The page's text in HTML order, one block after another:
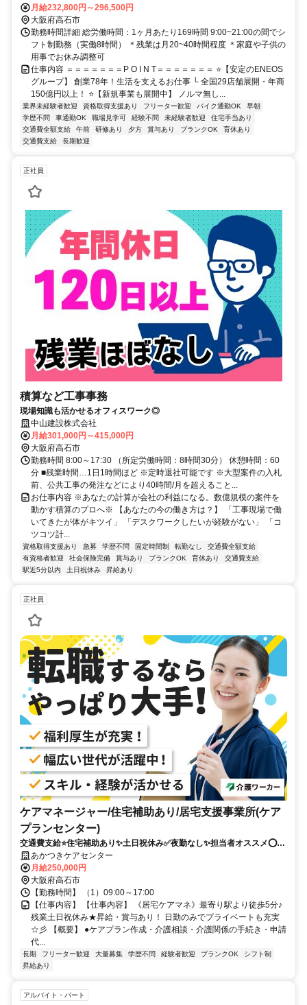
月給232,800円～296,500円
大阪府高石市
勤務時間詳細 総労働時間：1ヶ月あたり169時間 9:00~21:00の間でシ
フト制勤務（実働8時間） ＊残業は月20~40時間程度 ＊家庭や子供の
用事でお休み調整可
仕事内容 ＝＝＝＝＝＝＝P O I N T＝＝＝＝＝＝＝ ⭐【安定のENEOS
グループ】 創業78年！生活を支えるお仕事 └ 全国29店舗展開・年商
150億円以上！ ⭐【新規事業も展開中】 ノルマ無し...
業界未経験者歓迎 資格取得支援あり フリーター歓迎 バイク通勤OK
早朝
学歴不問
車通勤OK 職場見学可 経験不問 未経験者歓迎
住宅手当あり
交通費全額支給
午前 研修あり 夕方 賞与あり ブランクOK
育休あり
交通費支給
長期歓迎
正社員
積算など工事事務
現場知識も活かせるオフィスワーク◎
中山建設株式会社
月給301,000円～415,000円
大阪府高石市
勤務時間 8:00～17:30 （所定労働時間：8時間30分） 休憩時間：60
分 ■残業時間…1日1時間ほど ※定時退社可能です ※大型案件の入札
前、公共工事の発注などにより40時間/月を超えること...
お仕事内容 ※あなたの計算が会社の利益になる。数億規模の案件を
動かす積算のプロへ※ 【あなたの今の働き方は？】 「工事現場で働
いてきたが体がキツイ」 「デスクワークしたいが経験がない」 「コ
ツコツ計...
資格取得支援あり 急募 学歴不問 固定時間制 転勤なし
交通費全額支給
有資格者歓迎
社会保険完備 賞与あり ブランクOK 育休あり
交通費支給
駅近5分以内
土日祝休み 昇給あり
正社員
ケアマネージャー/住宅補助あり/居宅支援事業所(ケア
プランセンター)
交通費支給⭐️住宅補助あり✨土日祝休み✅️夜勤なし✨担当者オススメ⭕️経
験者優遇✨車通勤ＯＫ❗️週休2日⭐️駅チカ
あかつきケアセンター
月給250,000円
大阪府高石市
【勤務時間】 （1）09:00～17:00
【仕事内容】 【仕事内容】 《居宅ケアマネ》最寄り駅より徒歩5分♪
残業土日祝休み★昇給・賞与あり！ 日勤のみでプライベートも充実
☆彡 【概要】 ●ケアプラン作成・介護相談・介護関係の手続き・申請
代...
長期 フリーター歓迎 大量募集 学歴不問 経験者歓迎 ブランクOK
シフト制
昇給あり
アルバイト・パート